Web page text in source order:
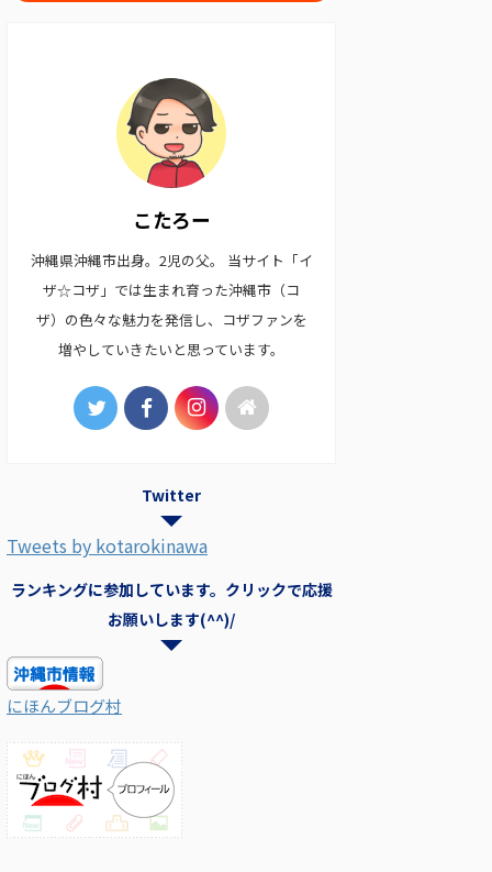
こたろー
沖縄県沖縄市出身。2児の父。 当サイト「イ
ザ☆コザ」では生まれ育った沖縄市（コ
ザ）の色々な魅力を発信し、コザファンを
増やしていきたいと思っています。
Twitter
Tweets by kotarokinawa
ランキングに参加しています。クリックで応援
お願いします(^^)/
にほんブログ村